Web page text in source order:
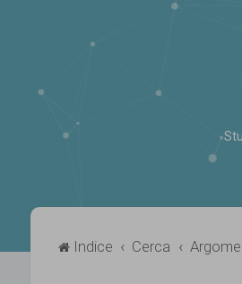
Indice Cerca